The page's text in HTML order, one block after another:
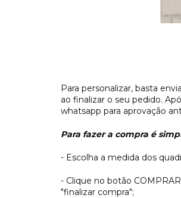
Para personalizar, basta
ao finalizar o seu pedido.
whatsapp para aprovação
Para fazer a compra é
- Escolha a medida dos
- Clique no botão
"finalizar compra";